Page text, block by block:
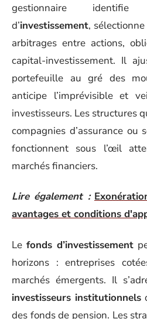
gestionnaire
d’investissement,
arbitrages entre actions,
capital-investissement. Il
portefeuille au gré des
anticipe l’imprévisible et
investisseurs. Les structures
compagnies d’assurance ou
fonctionnent sous l’œil
marchés financiers.
Lire également :
avantages et conditions
Le fonds d’investissement
horizons : entreprises
marchés émergents. Il
investisseurs institutionnels
des fonds de pension. Les